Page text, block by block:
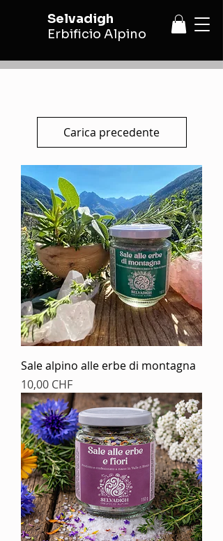
Selvadigh
Erbificio Alpino
Carica precedente
Sale alpino alle erbe di montagna
Prezzo
10,00 CHF